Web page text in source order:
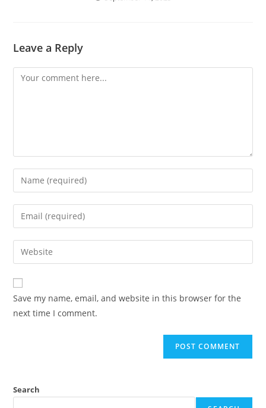
Leave a Reply
Comment
Enter
your
name
comment
Enter
your
email
address
comment
Enter
your
website
URL
(optional)
Save my name, email, and website in this browser for the
next time I comment.
Search